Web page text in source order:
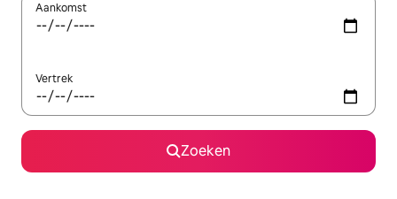
Aankomst
Vertrek
Zoeken